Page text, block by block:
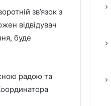
зв’язок з
відвідувач
буде
радою та